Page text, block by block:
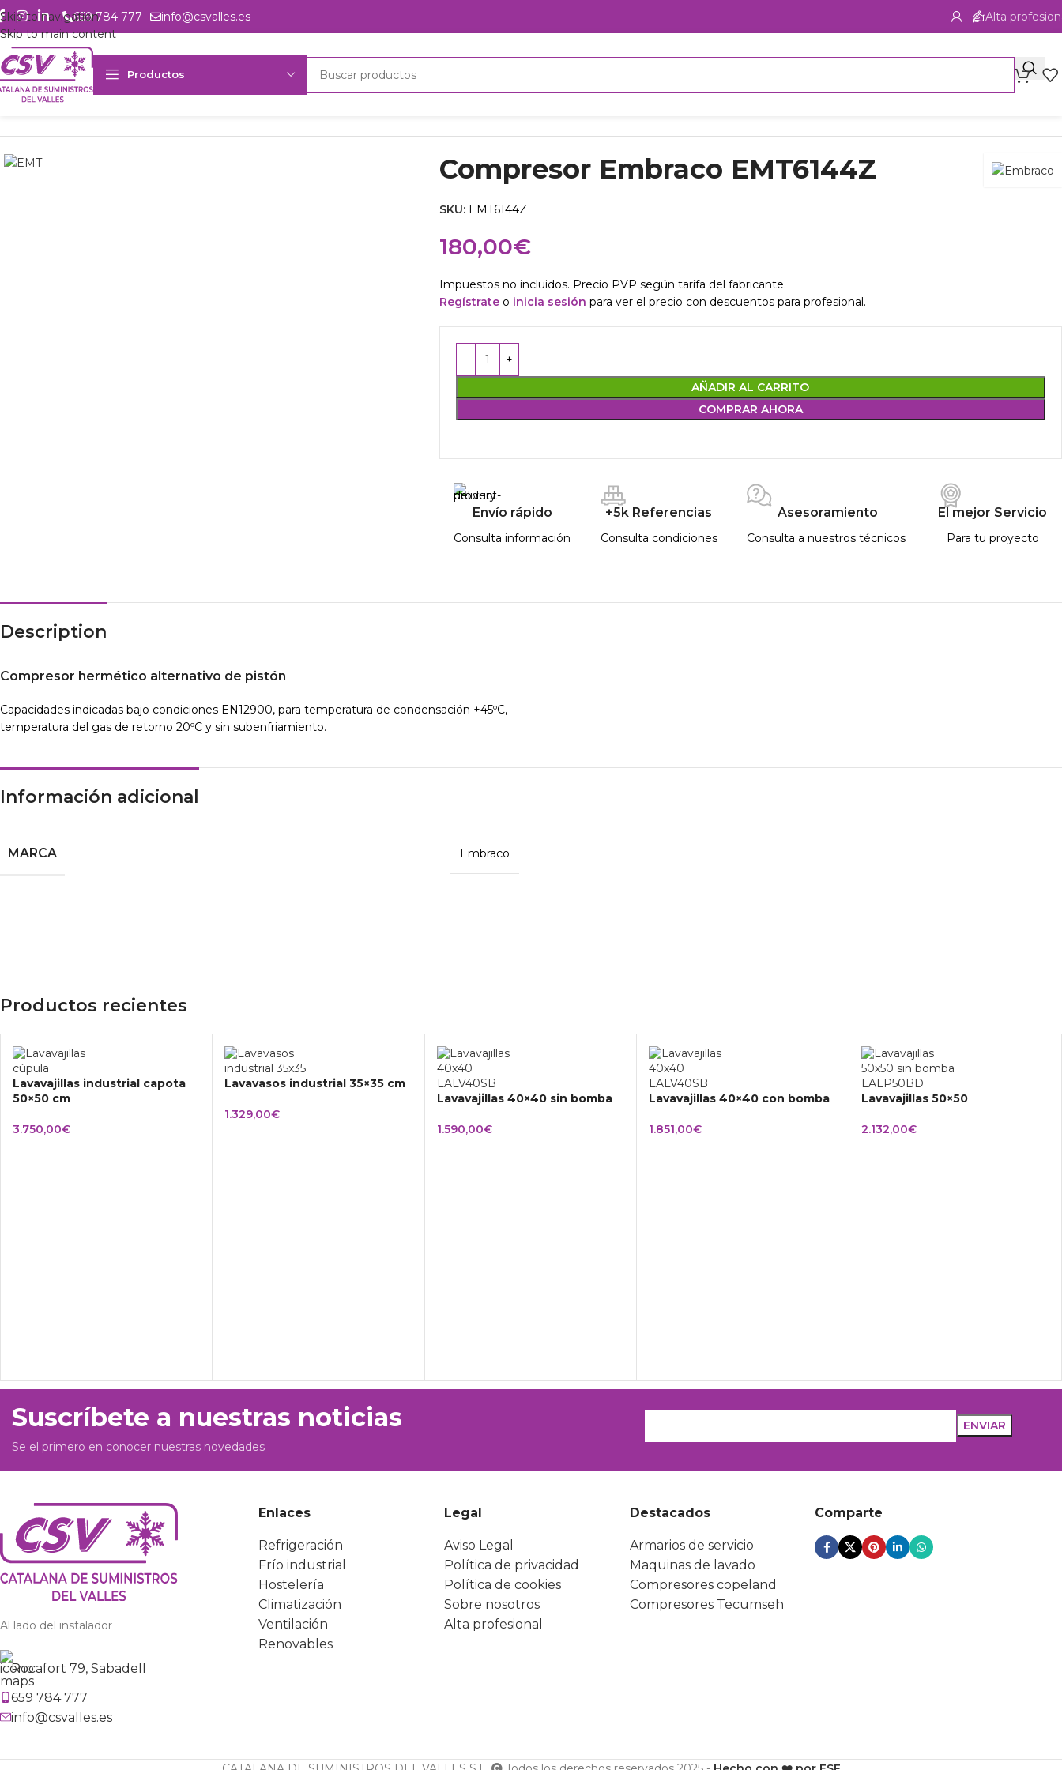
Skip to navigation
Skip to main content
659 784 777 info@csvalles.es Alta
Productos
Inicio Productos
Compresor Embraco EMT6144Z
SKU: EMT6144Z
180,00€
Impuestos no incluidos. Precio PVP según tarifa del fabricante.
Regístrateo inicia sesión para ver el precio con descuentos para profesional.
AÑADIR AL CARRITO
COMPRAR AHORA
Envío rápido
Consulta información
+5k Referencias
Consulta condiciones
Asesoramiento
Consulta a nuestros técnicos
El mejor Servicio
Para tu proyecto
Description
Compresor hermético alternativo de pistón
Capacidades indicadas bajo condiciones EN12900, para temperatura de condensación +45ºC,
temperatura del gas de retorno 20ºC y sin subenfriamiento.
Información adicional
MARCA Embraco
Productos recientes
Lavavajillas industrial capota
50×50 cm
3.750,00€
Lavavasos industrial 35×35 cm
1.329,00€
Lavavajillas 40×40 sin bomba
1.590,00€
Lavavajillas 40×40 con bomba
1.851,00€
Lavavajillas 50×50
2.132,00€
Suscríbete a nuestras noticias
Se el primero en conocer nuestras novedades
Al lado del instalador
Rocafort 79, Sabadell
659 784 777
info@csvalles.es
Enlaces
Refrigeración
Frío industrial
Hostelería
Climatización
Ventilación
Renovables
Legal
Aviso Legal
Política de privacidad
Política de cookies
Sobre nosotros
Alta profesional
Destacados
Armarios de servicio
Maquinas de lavado
Compresores copeland
Compresores Tecumseh
Comparte